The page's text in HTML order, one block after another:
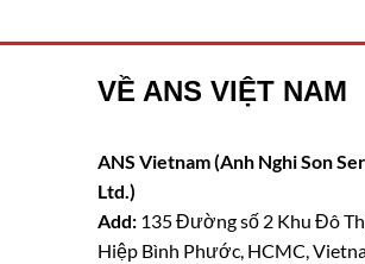
VỀ ANS VIỆT NAM
ANS Vietnam (Anh Nghi Son
Ltd.)
Add: 135 Đường số 2 Khu Đô
Hiệp Bình Phước, HCMC,